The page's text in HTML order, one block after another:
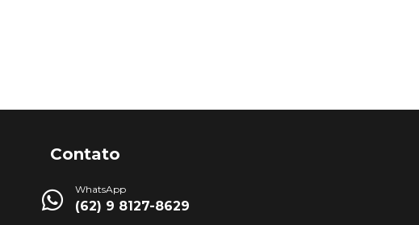
Contato
WhatsApp
(62) 9 8127-8629